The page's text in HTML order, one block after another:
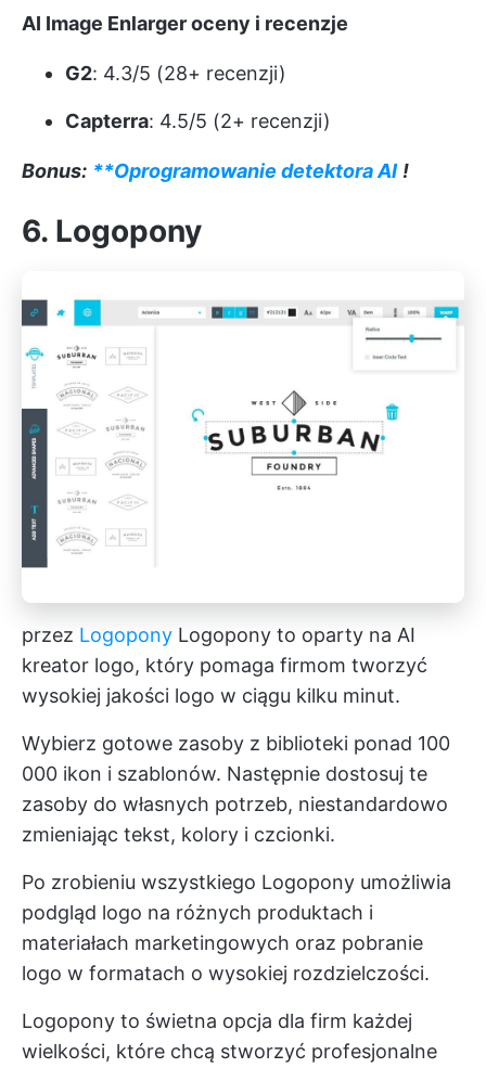
AI Image Enlarger oceny i recenzje
G2: 4.3/5 (28+ recenzji)
Capterra: 4.5/5 (2+ recenzji)
Bonus: **Oprogramowanie detektora AI !
6. Logopony
przez Logopony Logopony to oparty na AI
kreator logo, który pomaga firmom tworzyć
wysokiej jakości logo w ciągu kilku minut.
Wybierz gotowe zasoby z biblioteki ponad 100
000 ikon i szablonów. Następnie dostosuj te
zasoby do własnych potrzeb, niestandardowo
zmieniając tekst, kolory i czcionki.
Po zrobieniu wszystkiego Logopony umożliwia
podgląd logo na różnych produktach i
materiałach marketingowych oraz pobranie
logo w formatach o wysokiej rozdzielczości.
Logopony to świetna opcja dla firm każdej
wielkości, które chcą stworzyć profesjonalne